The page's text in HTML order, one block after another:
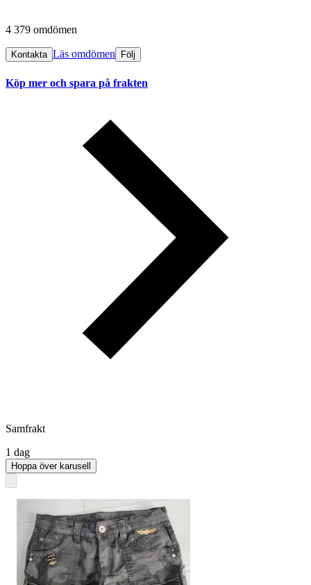
4 379 omdömen
Kontakta Läs omdömen Följ
Köp mer och spara på frakten
Samfrakt
1 dag
Hoppa över karusell